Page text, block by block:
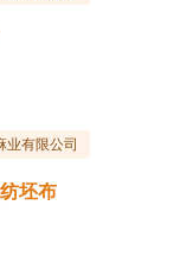
业有限公司
坯布